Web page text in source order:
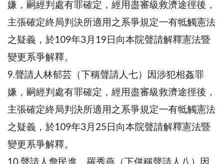
嫌，嗣經判處有罪確定，經用盡審級救濟途徑後，
主張確定終局判決所適用之系爭規定一有牴觸憲法
之疑義，於109年3月19日向本院聲請解釋憲法暨
變更系爭解釋。
9.聲請人林郁芸（下稱聲請人七）因涉犯相姦罪
嫌，嗣經判處有罪確定，經用盡審級救濟途徑後，
主張確定終局判決所適用之系爭規定一有牴觸憲法
之疑義，於109年3月25日向本院聲請解釋憲法暨
變更系爭解釋。